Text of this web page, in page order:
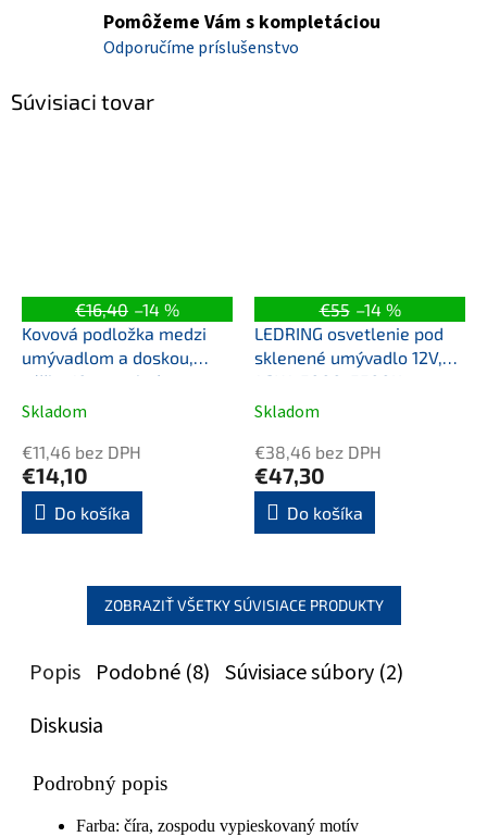
Pomôžeme Vám s kompletáciou
Odporučíme príslušenstvo
Súvisiaci tovar
€16,40 –14 %
Kovová podložka medzi
umývadlom a doskou,
výška 10mm, chróm
Skladom
€11,46 bez DPH
€14,10
Do košíka
€55 –14 %
LEDRING osvetlenie pod
sklenené umývadlo 12V,
1,2W, 5000-5500K
Skladom
€38,46 bez DPH
€47,30
Do košíka
ZOBRAZIŤ VŠETKY SÚVISIACE PRODUKTY
Popis Podobné (8) Súvisiace súbory (2)
Diskusia
Podrobný popis
Farba: číra, zospodu vypieskovaný motív